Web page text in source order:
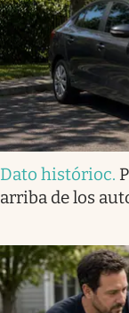
Dato histórioc.
arriba de los